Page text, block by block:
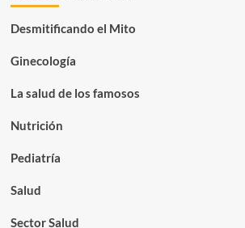
Desmitificando el Mito
Ginecología
La salud de los famosos
Nutrición
Pediatría
Salud
Sector Salud